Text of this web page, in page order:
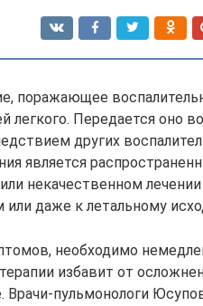
поражающее
легкого. Передается оно
других
является
некачественном
даже к летальному
необходимо
избавит от
пульмонологи